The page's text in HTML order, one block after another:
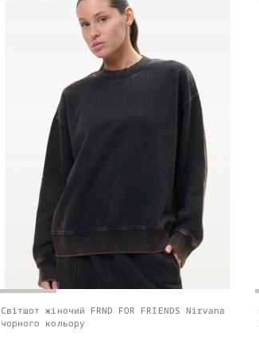
Світшот жіночий FRND FOR FRIENDS Nirvana
чорного кольору